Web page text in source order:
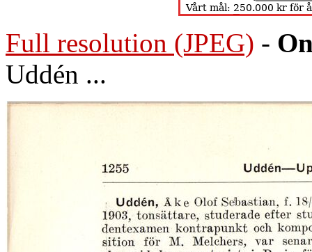
Full resolution (JPEG) -
Uddén ...